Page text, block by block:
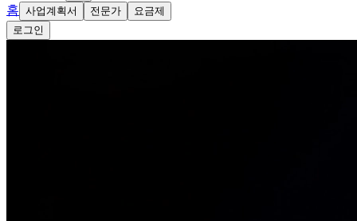
홈 사업계획서 전문가
요금제
로그인